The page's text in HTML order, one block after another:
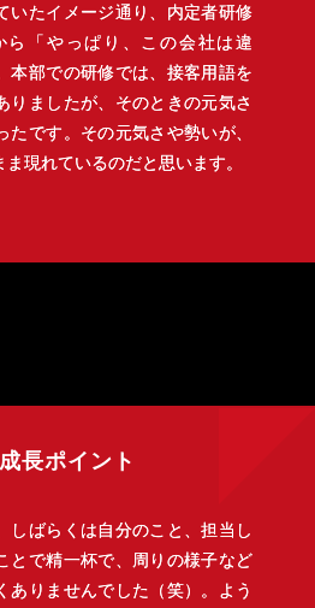
いたイメージ通り、内定者研修
ら「やっぱり、この会社は違
本部での研修では、接客用語を
りましたが、そのときの元気さ
です。その元気さや勢いが、
現れているのだと思います。
長ポイント
しばらくは自分のこと、担当し
とで精一杯で、周りの様子など
ありませんでした（笑）。よう